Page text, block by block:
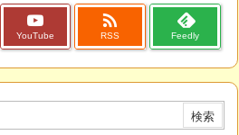
YouTube

RSS Feedly